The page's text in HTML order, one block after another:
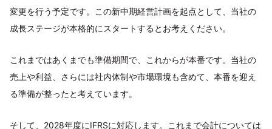
変更を行う予定です。この新中期経営計画を起点として、当社の
成長ステージが本格的にスタートするとお考えください。
これまではあくまでも準備期間で、これからが本番です。当社の
売上や利益、さらには社内体制や市場環境も含めて、本番を迎え
る準備が整ったと考えています。
そして、2028年度にIFRSに対応します。これまで会計については